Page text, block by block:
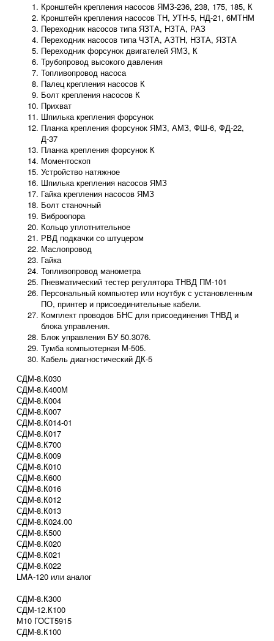
Кронштейн крепления насосов ЯМЗ-236, 238, 175, 185, К
Кронштейн крепления насосов ТН, УТН-5, НД-21, 6МТНМ
Переходник насосов типа ЯЗТА, НЗТА, РАЗ
Переходник насосов типа ЧЗТА, АЗТН, НЗТА, ЯЗТА
Переходник форсунок двигателей ЯМЗ, К
Трубопровод высокого давления
Топливопровод насоса
Палец крепления насосов К
Болт крепления насосов К
Прихват
Шпилька крепления форсунок
Планка крепления форсунок ЯМЗ, АМЗ, ФШ-6, ФД-22,
Д-37
Планка крепления форсунок К
Моментоскоп
Устройство натяжное
Шпилька крепления насосов ЯМЗ
Гайка крепления насосов ЯМЗ
Болт станочный
Виброопора
Кольцо уплотнительное
РВД подкачки со штуцером
Маслопровод
Гайка
Топливопровод манометра
Пневматический тестер регулятора ТНВД ПМ-101
Персональный компьютер или ноутбук с установленным
ПО, принтер и присоединительные кабели.
Комплект проводов БНС для присоединения ТНВД и
блока управления.
Блок управления БУ 50.3076.
Тумба компьютерная М-505.
Кабель диагностический ДК-5
СДМ-8.К030
СДМ-8.К400М
СДМ-8.К004
СДМ-8.К007
СДМ-8.К014-01
СДМ-8.К017
СДМ-8.К700
СДМ-8.К009
СДМ-8.К010
СДМ-8.К600
СДМ-8.К016
СДМ-8.К012
СДМ-8.К013
СДМ-8.К024.00
СДМ-8.К500
СДМ-8.К020
СДМ-8.К021
СДМ-8.К022
LMA-120 или аналог
СДМ-8.К300
СДМ-12.К100
М10 ГОСТ5915
СДМ-8.К100